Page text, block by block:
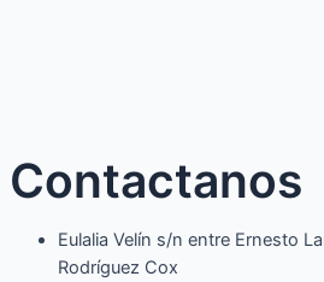
Contactanos
Eulalia Velín s/n entre Ernesto
Rodríguez Cox